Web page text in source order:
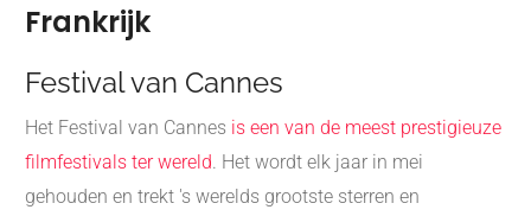
Frankrijk
Festival van Cannes
Het Festival van Cannes is een van de meest prestigieuze
filmfestivals ter wereld . Het wordt elk jaar in mei
gehouden en trekt 's werelds grootste sterren en